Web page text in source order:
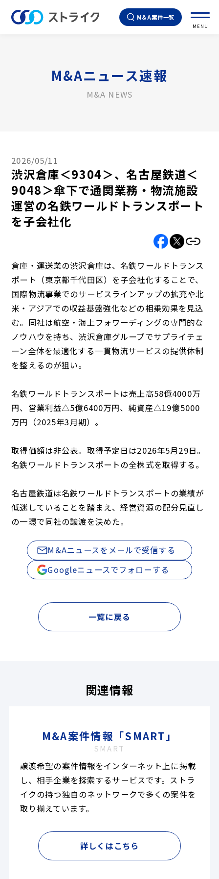
M&A案件一覧
MENU
M&Aニュース速報
M&A NEWS
2026/05/11
渋沢倉庫＜9304＞、名古屋鉄道＜
9048＞傘下で通関業務・物流施設
運営の名鉄ワールドトランスポート
を子会社化
倉庫・運送業の渋沢倉庫は、名鉄ワールドトランス
ポート（東京都千代田区）を子会社化することで、
国際物流事業でのサービスラインアップの拡充や北
米・アジアでの収益基盤強化などの相乗効果を見込
む。同社は航空・海上フォワーディングの専門的な
ノウハウを持ち、渋沢倉庫グループでサプライチェ
ーン全体を最適化する一貫物流サービスの提供体制
を整えるのが狙い。
名鉄ワールドトランスポートは売上高58億4000万
円、営業利益△5億6400万円、純資産△19億5000
万円（2025年3月期）。
取得価額は非公表。取得予定日は2026年5月29日。
名鉄ワールドトランスポートの全株式を取得する。
名古屋鉄道は名鉄ワールドトランスポートの業績が
低迷していることを踏まえ、経営資源の配分見直し
の一環で同社の譲渡を決めた。
M&Aニュースをメールで受信する
Googleニュースでフォローする
一覧に戻る
関連情報
M&A案件情報「SMART」
SMART
譲渡希望の案件情報をインターネット上に掲載
し、相手企業を探索するサービスです。ストラ
イクの持つ独自のネットワークで多くの案件を
取り揃えています。
詳しくはこちら